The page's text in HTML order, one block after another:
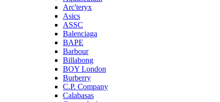
Arc'teryx
Asics
ASSC
Balenciaga
BAPE
Barbour
Billabong
BOY London
Burberry
C.P. Company
Calabasas